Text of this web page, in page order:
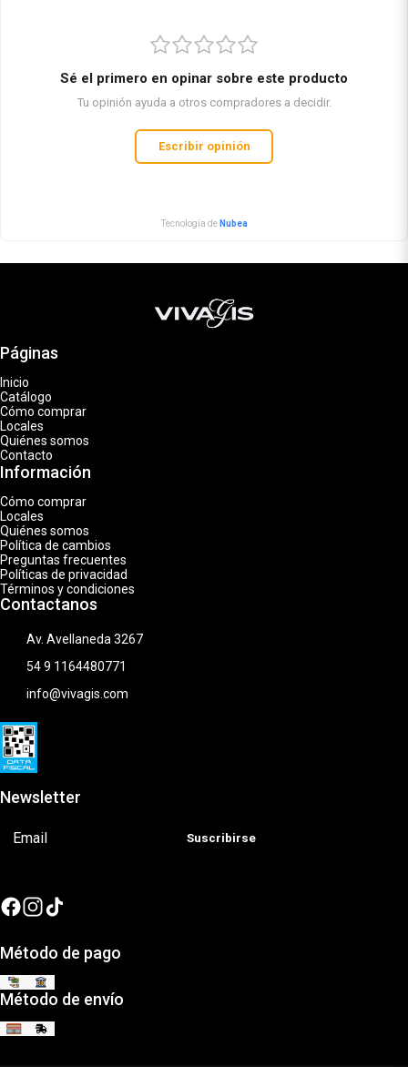
Sé el primero en opinar sobre este producto
Tu opinión ayuda a otros compradores a decidir.
Escribir opinión
Tecnología de Nubea
Páginas
Inicio
Catálogo
Cómo comprar
Locales
Quiénes somos
Contacto
Información
Cómo comprar
Locales
Quiénes somos
Política de cambios
Preguntas frecuentes
Políticas de privacidad
Términos y condiciones
Contactanos
Av. Avellaneda 3267
54 9 1164480771
info@vivagis.com
Newsletter
Suscribirse
Método de pago
Método de envío